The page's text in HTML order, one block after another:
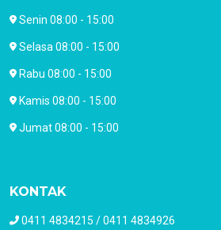
Senin 08:00 - 15:00
Selasa 08:00 - 15:00
Rabu 08:00 - 15:00
Kamis 08:00 - 15:00
Jumat 08:00 - 15:00
KONTAK
0411 4834215 / 0411 4834926